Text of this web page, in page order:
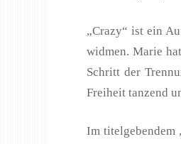
„Crazy“ ist ein
widmen. Marie
Schritt der
Freiheit tanzend
Im titelgebendem